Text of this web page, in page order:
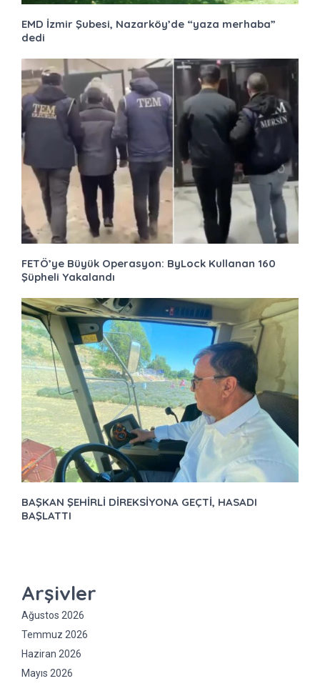
EMD İzmir Şubesi, Nazarköy’de “yaza merhaba”
dedi
FETÖ’ye Büyük Operasyon: ByLock Kullanan 160
Şüpheli Yakalandı
BAŞKAN ŞEHİRLİ DİREKSİYONA GEÇTİ, HASADI
BAŞLATTI
Arşivler
Ağustos 2026
Temmuz 2026
Haziran 2026
Mayıs 2026